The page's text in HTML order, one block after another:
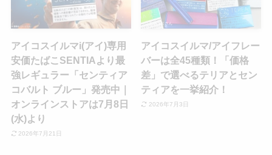
アイコスイルマi(アイ)専用
安価たばこSENTIAより最
強レギュラー「センティア
コバルト ブルー」発売中｜
オンラインストアは7月8日
(水)より
2026年7月21日
アイコスイルマ/アイフレー
バーは全45種類！「価格
差」で選べるテリアとセン
ティアを一挙紹介！
2026年7月3日